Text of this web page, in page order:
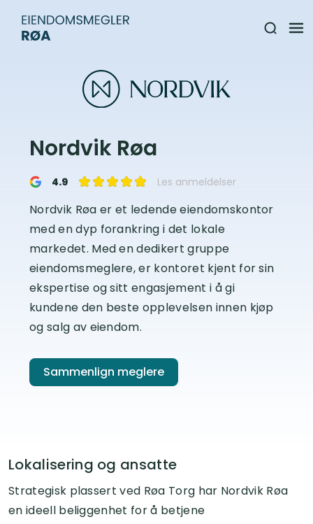
Nordvik Røa
4.9 Les anmeldelser
Nordvik Røa er et ledende eiendomskontor
med en dyp forankring i det lokale
markedet. Med en dedikert gruppe
eiendomsmeglere, er kontoret kjent for sin
ekspertise og sitt engasjement i å gi
kundene den beste opplevelsen innen kjøp
og salg av eiendom.
Sammenlign meglere
Lokalisering og ansatte
Strategisk plassert ved Røa Torg har Nordvik Røa
en ideell beliggenhet for å betjene